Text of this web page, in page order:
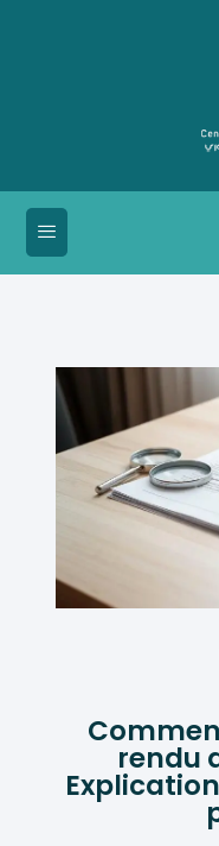
rendu